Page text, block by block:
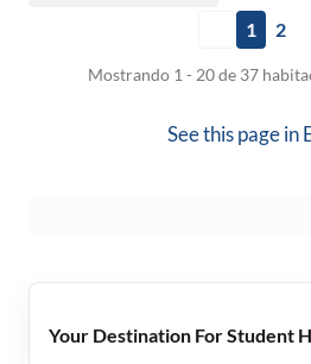
1 2
Mostrando 1 - 20 de 37
See this page in
Your Destination For Student